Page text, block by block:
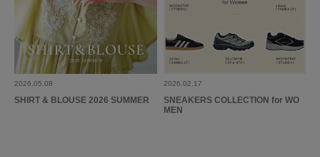
2026.05.08
SHIRT & BLOUSE 2026 SUMMER
2026.02.17
SNEAKERS COLLECTION for WO
MEN